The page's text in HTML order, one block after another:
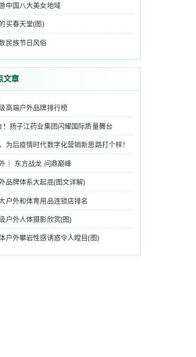
中国八大美女地域
买春天堂(图)
民族节日风俗
文章
高端户外品牌排行榜
！扬子江药业集团闪耀国际质量舞台
为后疫情时代数字化营销新思路打个样！
｜ 东方战龙 问鼎巅峰
品牌体系大起底(图文详解)
户外和体育用品连锁店排名
户外人体摄影欣赏(图)
户外攀岩性感诱惑令人瞠目(图)